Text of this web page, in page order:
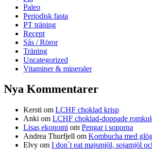
Paleo
Periodisk fasta
PT träning
Recept
Sås / Röror
Träning
Uncategorized
Vitaminer & mineraler
Nya Kommentarer
Kersti om LCHF choklad krisp
Anki om LCHF choklad-doppade
Lisas ekonomi om Pengar i soporna
Andrea Thurfjell om Kombucha med
Elvy om I don´t eat majsmjöl, sojamjöl